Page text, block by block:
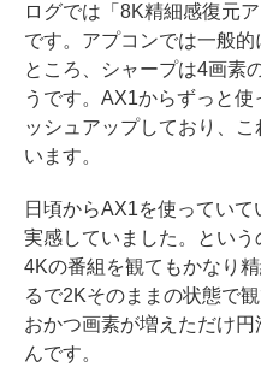
ログでは「8K精細感復元
です。アプコンでは一般
ところ、シャープは4画素
うです。AX1からずっと
ッシュアップしており、
います。
日頃からAX1を使ってい
実感していました。とい
4Kの番組を観てもかなり
るで2Kそのままの状態で
おかつ画素が増えただけ
んです。